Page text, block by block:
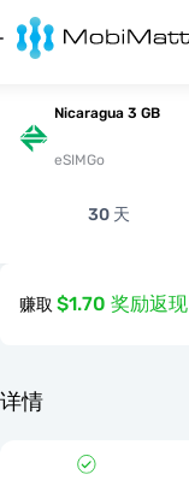
Nicaragua 3 GB
eSIMGo
30 天
赚取 $1.70 奖励返现
详情